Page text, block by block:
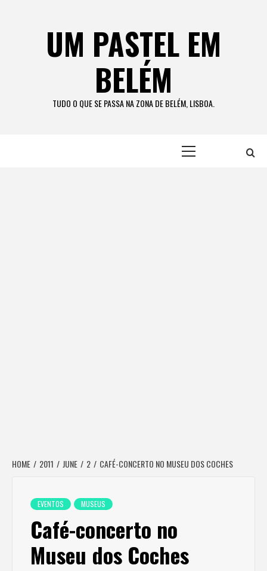
UM PASTEL EM
BELÉM
TUDO O QUE SE PASSA NA ZONA DE BELÉM, LISBOA.
HOME 2011 JUNE 2 CAFÉ-CONCERTO NO MUSEU DOS COCHES
EVENTOS MUSEUS
Café-concerto no
Museu dos Coches